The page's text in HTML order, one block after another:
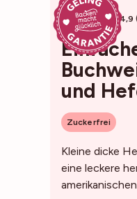
35min 4,9
und
Zuckerfrei
Kleine dicke
eine leckere